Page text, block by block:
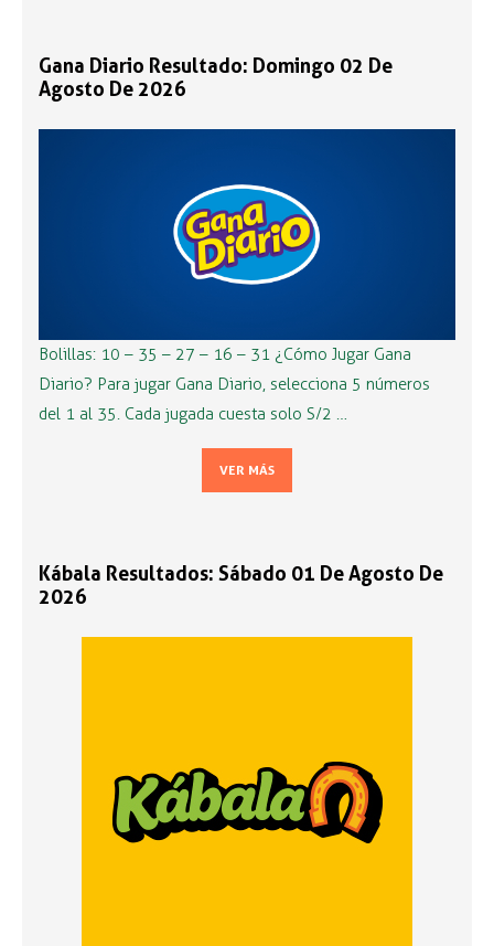
Gana Diario Resultado: Domingo 02 De
Agosto De 2026
Bolillas: 10 – 35 – 27 – 16 – 31 ¿Cómo Jugar Gana
Diario? Para jugar Gana Diario, selecciona 5 números
del 1 al 35. Cada jugada cuesta solo S/2 …
VER MÁS
Kábala Resultados: Sábado 01 De Agosto De
2026